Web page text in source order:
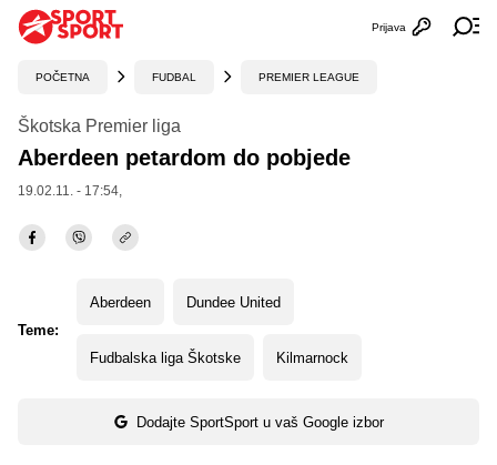
Otvori
Prijava
POČETNA FUDBAL PREMIER LEAGUE
Škotska Premier liga
Aberdeen petardom do pobjede
19.02.11. - 17:54,
Teme:
Aberdeen Dundee United
Fudbalska liga Škotske Kilmarnock
Dodajte SportSport u vaš Google izbor